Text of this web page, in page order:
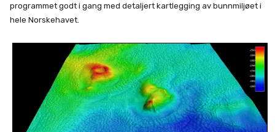
programmet godt i gang med detaljert kartlegging av bunnmiljøet i
hele Norskehavet.